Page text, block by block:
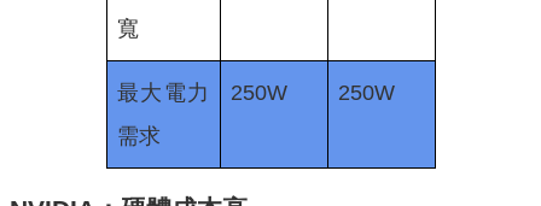
寬
最大電力
需求
250W 250W